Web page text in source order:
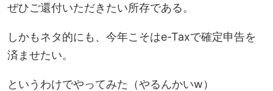
ぜひご還付いただきたい所存である。
しかもネタ的にも、今年こそはe-Taxで確定申告を
済ませたい。
というわけでやってみた（やるんかいw）